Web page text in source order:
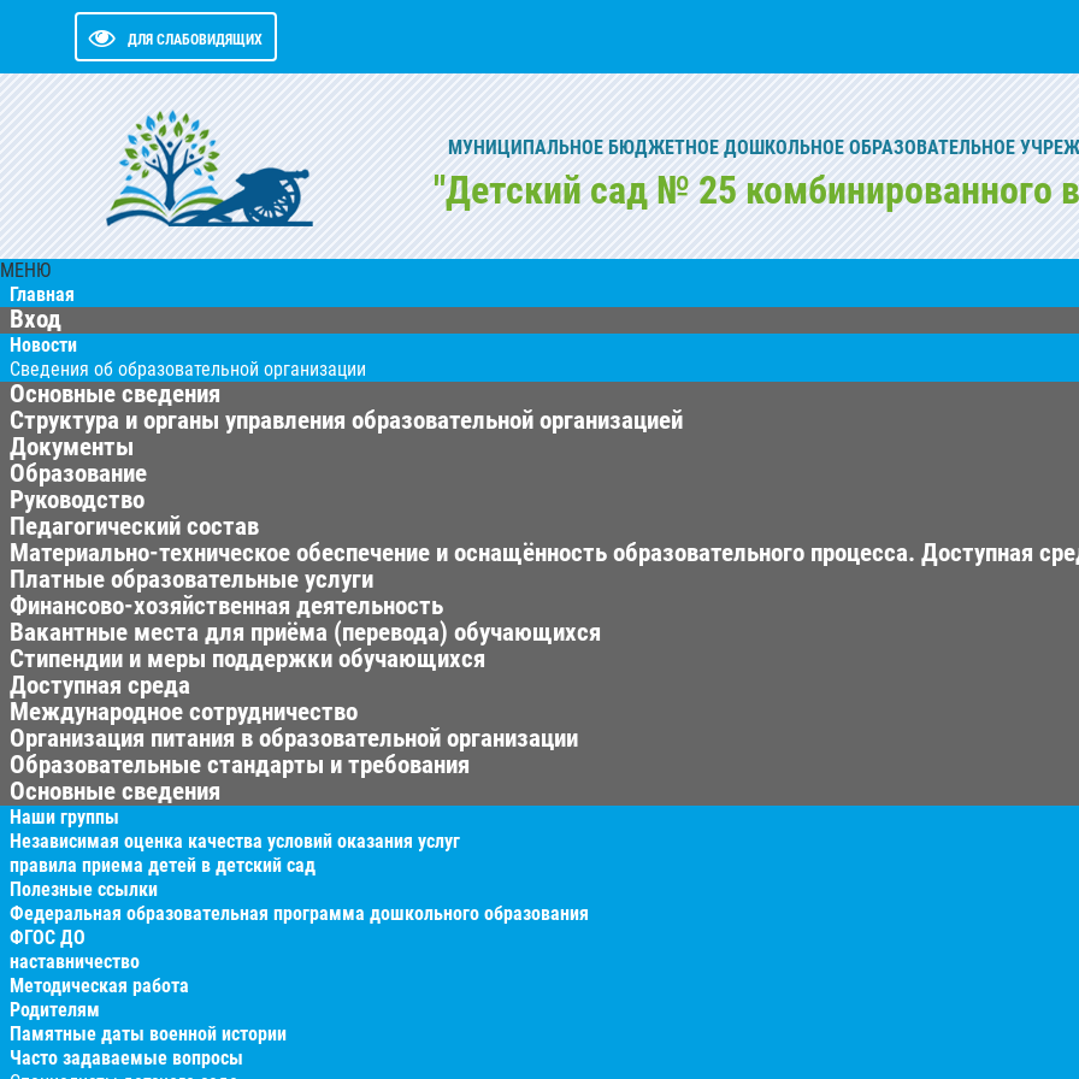
ДЛЯ СЛАБОВИДЯЩИХ
МУНИЦИПАЛЬНОЕ БЮДЖЕТНОЕ ДОШКОЛЬНОЕ ОБРАЗОВАТЕЛЬНОЕ
"Детский сад № 25 комбинированного
МЕНЮ
Главная
Вход
Новости
Сведения об образовательной организации
Основные сведения
Структура и органы управления образовательной организацией
Документы
Образование
Руководство
Педагогический состав
Материально-техническое обеспечение и оснащённость образовательного процесса. Доступная
Платные образовательные услуги
Финансово-хозяйственная деятельность
Вакантные места для приёма (перевода) обучающихся
Стипендии и меры поддержки обучающихся
Доступная среда
Международное сотрудничество
Организация питания в образовательной организации
Образовательные стандарты и требования
Основные сведения
Наши группы
Независимая оценка качества условий оказания услуг
правила приема детей в детский сад
Полезные ссылки
Федеральная образовательная программа дошкольного образования
ФГОС ДО
наставничество
Методическая работа
Родителям
Памятные даты военной истории
Часто задаваемые вопросы